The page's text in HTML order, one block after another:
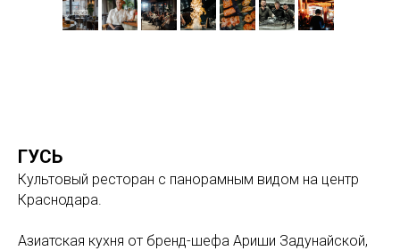
ГУСЬ
Культовый ресторан с панорамным видом на центр
Краснодара.
Азиатская кухня от бренд-шефа Ариши Задунайской,